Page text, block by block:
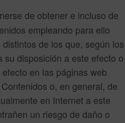
de obtener e incluso de
empleando para ello
de los que, según los
su disposición a este efecto o
en las páginas web
o, en general, de
en Internet a este
un riesgo de daño o